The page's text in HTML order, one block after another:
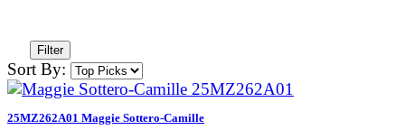
Filter
Sort By:
25MZ262A01 Maggie Sottero-Camille